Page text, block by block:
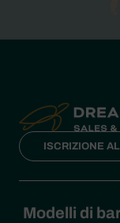
ISCRIZIONE
Modelli di